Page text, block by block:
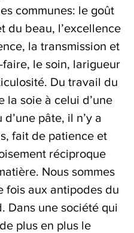
communes: le goût
du beau, l’excellence
la transmission et
faire, le soin, larigueur
Du travail du
la soie à celui d’une
d’une pâte, il n’y a
fait de patience et
réciproque
Nous sommes
fois aux antipodes du
Dans une société qui
plus en plus le